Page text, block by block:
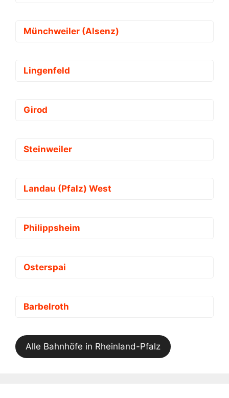
Münchweiler (Alsenz)
Lingenfeld
Girod
Steinweiler
Landau (Pfalz) West
Philippsheim
Osterspai
Barbelroth
Alle Bahnhöfe in Rheinland-Pfalz